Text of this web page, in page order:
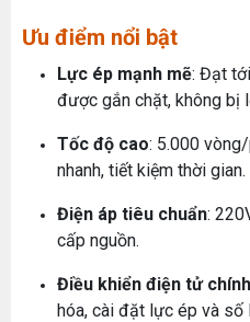
Ưu điểm nổi bật
Lực ép mạnh mẽ: Đạt
được gắn chặt, không bị
Tốc độ cao: 5.000
nhanh, tiết kiệm thời gian.
Điện áp tiêu chuẩn:
cấp nguồn.
Điều khiển điện tử
hóa, cài đặt lực ép và số